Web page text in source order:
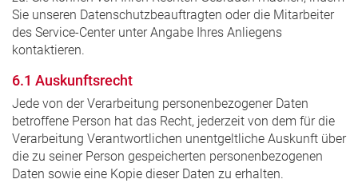
Sie unseren Datenschutzbeauftragten oder die Mitarbeiter
des Service-Center unter Angabe Ihres Anliegens
kontaktieren.
6.1 Auskunftsrecht
Jede von der Verarbeitung personenbezogener Daten
betroffene Person hat das Recht, jederzeit von dem für die
Verarbeitung Verantwortlichen unentgeltliche Auskunft über
die zu seiner Person gespeicherten personenbezogenen
Daten sowie eine Kopie dieser Daten zu erhalten.